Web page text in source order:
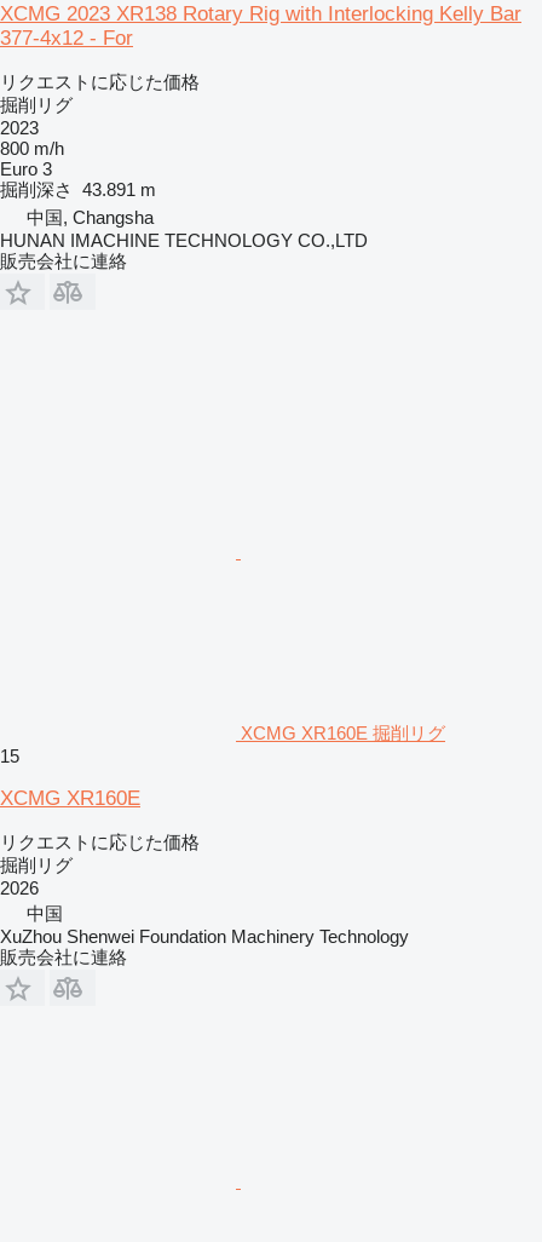
XCMG 2023 XR138 Rotary Rig with Interlocking Kelly Bar
377-4x12 - For
リクエストに応じた価格
掘削リグ
2023
800 m/h
Euro 3
掘削深さ
43.891 m
中国, Changsha
HUNAN IMACHINE TECHNOLOGY CO.,LTD
販売会社に連絡
XCMG XR160E 掘削リグ
15
XCMG XR160E
リクエストに応じた価格
掘削リグ
2026
中国
XuZhou Shenwei Foundation Machinery Technology
販売会社に連絡